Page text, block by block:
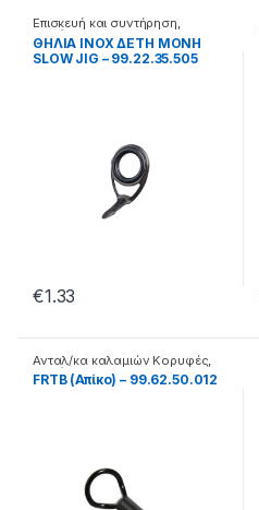
Επισκευή και συντήρηση
Καλάμια
ΘΗΛΙΑ INOX ΔΕΤΗ ΜΟΝΗ
SLOW JIG – 99.22.35.505
€1.33
Ανταλ/κα καλαμιών Κορυφές
Καλάμια
FRTB (Απίκο) – 99.62.50.012